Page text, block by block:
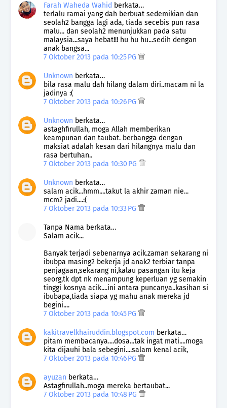
Farah Waheda Wahid berkata…
terlalu ramai yang dah berbuat sedemikian dan
seolah2 bangga lagi ada, tiada secebis pun rasa
malu... dan seolah2 menunjukkan pada satu
malaysia...saya hebat!!! hu hu hu...sedih dengan
anak bangsa...
7 Oktober 2013 pada 10:25 PG
Unknown berkata…
bila rasa malu dah hilang dalam diri..macam ni la
jadinya :(
7 Oktober 2013 pada 10:26 PG
Unknown berkata…
astaghfirullah, moga Allah memberikan
keampunan dan taubat. berbangga dengan
maksiat adalah kesan dari hilangnya malu dan
rasa bertuhan..
7 Oktober 2013 pada 10:30 PG
Unknown berkata…
salam acik...hmm....takut la akhir zaman nie...
mcm2 jadi....:(
7 Oktober 2013 pada 10:33 PG
Tanpa Nama berkata…
Salam acik...
Banyak terjadi sebenarnya acik.zaman sekarang ni
ibubpa masing2 bekerja jd anak2 terbiar tanpa
penjagaan,sekarang ni,kalau pasangan itu keja
seorg,tk dpt nk menampung keperluan yg semakin
tinggi kosnya acik....ini antara puncanya..kasihan si
ibubapa,tiada siapa yg mahu anak mereka jd
begini....
7 Oktober 2013 pada 10:45 PG
kakitravelkhairuddin.blogspot.com berkata…
pitam membacanya....dosa...tak ingat mati....moga
kita dijauhi bala sebegini....salam kenal acik,
7 Oktober 2013 pada 10:46 PG
ayuzan berkata…
Astagfirullah..moga mereka bertaubat...
7 Oktober 2013 pada 10:48 PG